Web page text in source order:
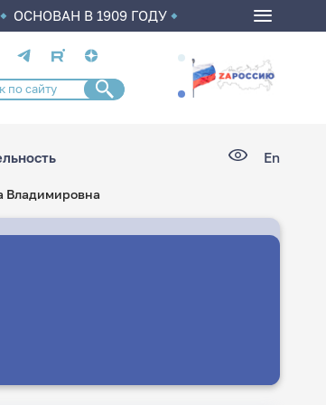
ОСНОВАН В 1909 ГОДУ
En
Владимировна